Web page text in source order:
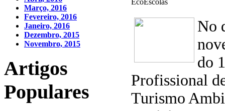
EcoEscolas
No
do
Profissional
Turismo
Março, 2016
Fevereiro, 2016
Janeiro, 2016
Dezembro, 2015
Novembro, 2015
Artigos
Populares